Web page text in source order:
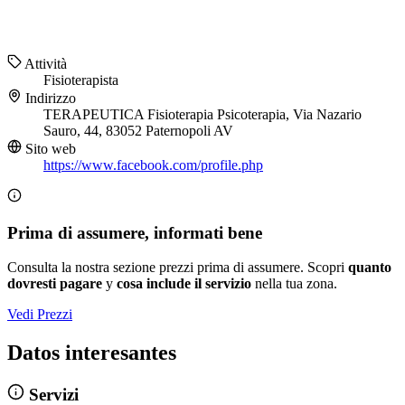
Attività
Fisioterapista
Indirizzo
TERAPEUTICA Fisioterapia Psicoterapia, Via Nazario
Sauro, 44, 83052 Paternopoli AV
Sito web
https://www.facebook.com/profile.php
Prima di assumere, informati bene
Consulta la nostra sezione prezzi prima di assumere. Scopri quanto
dovresti pagare y cosa include il servizio nella tua zona.
Vedi Prezzi
Datos interesantes
Servizi